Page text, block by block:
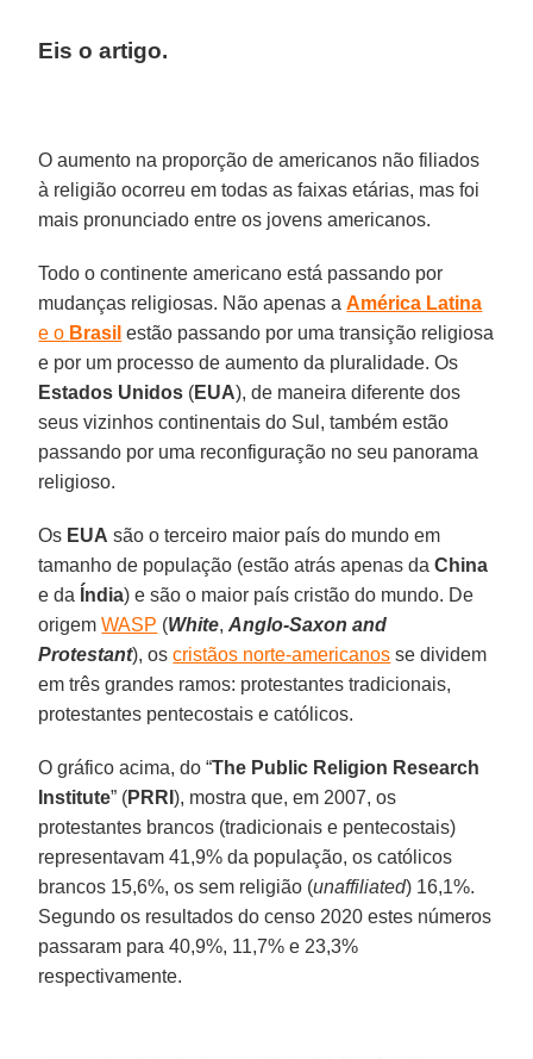
Eis o artigo.
O aumento na proporção de americanos não filiados
à religião ocorreu em todas as faixas etárias, mas foi
mais pronunciado entre os jovens americanos.
Todo o continente americano está passando por
mudanças religiosas. Não apenas aAmérica Latina
e o Brasil estão passando por uma transição religiosa
e por um processo de aumento da pluralidade. Os
Estados Unidos (EUA), de maneira diferente dos
seus vizinhos continentais do Sul, também estão
passando por uma reconfiguração no seu panorama
religioso.
Os EUA são o terceiro maior país do mundo em
tamanho de população (estão atrás apenas daChina
e da Índia) e são o maior país cristão do mundo. De
origemWASP (White,Anglo-Saxon and
Protestant), oscristãos norte-americanos se dividem
em três grandes ramos: protestantes tradicionais,
protestantes pentecostais e católicos.
O gráfico acima, do “The Public Religion Research
Institute” (PRRI), mostra que, em 2007, os
protestantes brancos (tradicionais e pentecostais)
representavam 41,9% da população, os católicos
brancos 15,6%, os sem religião (unaffiliated) 16,1%.
Segundo os resultados do censo 2020 estes números
passaram para 40,9%, 11,7% e 23,3%
respectivamente.